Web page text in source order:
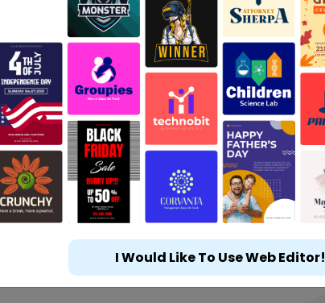
I Would Like To Use Web Editor!